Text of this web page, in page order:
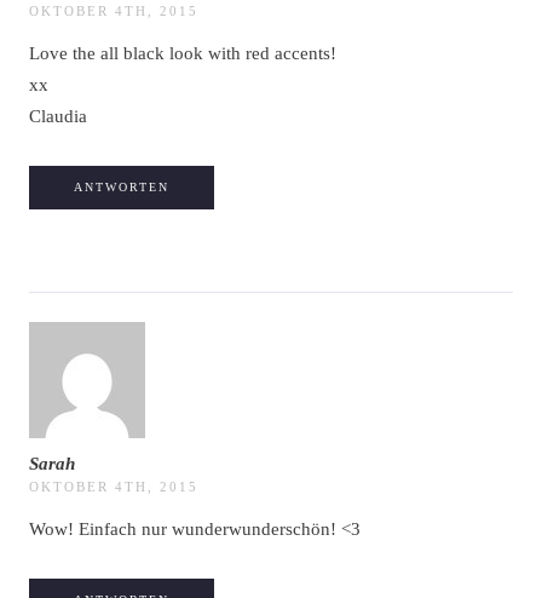
OKTOBER 4TH, 2015
Love the all black look with red accents!
xx
Claudia
ANTWORTEN
Sarah
OKTOBER 4TH, 2015
Wow! Einfach nur wunderwunderschön! <3